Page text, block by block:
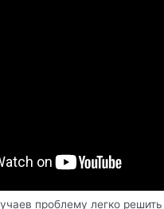
проблему легко решить